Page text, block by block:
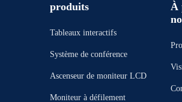
produits
Tableaux interactifs
Système de conférence
Ascenseur de moniteur LCD
Moniteur à défilement
À